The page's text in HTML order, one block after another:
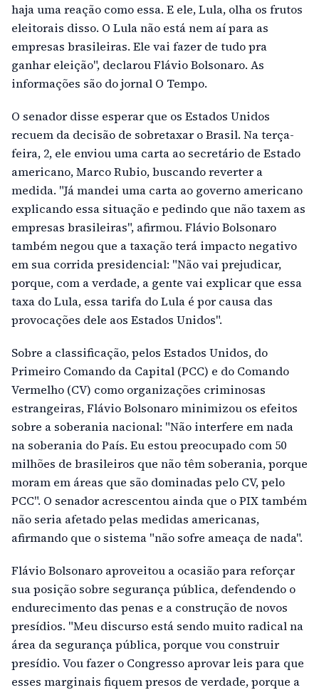
haja uma reação como essa. E ele, Lula, olha os frutos
eleitorais disso. O Lula não está nem aí para as
empresas brasileiras. Ele vai fazer de tudo pra
ganhar eleição", declarou Flávio Bolsonaro. As
informações são do jornal O Tempo.
O senador disse esperar que os Estados Unidos
recuem da decisão de sobretaxar o Brasil. Na terça-
feira, 2, ele enviou uma carta ao secretário de Estado
americano, Marco Rubio, buscando reverter a
medida. "Já mandei uma carta ao governo americano
explicando essa situação e pedindo que não taxem as
empresas brasileiras", afirmou. Flávio Bolsonaro
também negou que a taxação terá impacto negativo
em sua corrida presidencial: "Não vai prejudicar,
porque, com a verdade, a gente vai explicar que essa
taxa do Lula, essa tarifa do Lula é por causa das
provocações dele aos Estados Unidos".
Sobre a classificação, pelos Estados Unidos, do
Primeiro Comando da Capital (PCC) e do Comando
Vermelho (CV) como organizações criminosas
estrangeiras, Flávio Bolsonaro minimizou os efeitos
sobre a soberania nacional: "Não interfere em nada
na soberania do País. Eu estou preocupado com 50
milhões de brasileiros que não têm soberania, porque
moram em áreas que são dominadas pelo CV, pelo
PCC". O senador acrescentou ainda que o PIX também
não seria afetado pelas medidas americanas,
afirmando que o sistema "não sofre ameaça de nada".
Flávio Bolsonaro aproveitou a ocasião para reforçar
sua posição sobre segurança pública, defendendo o
endurecimento das penas e a construção de novos
presídios. "Meu discurso está sendo muito radical na
área da segurança pública, porque vou construir
presídio. Vou fazer o Congresso aprovar leis para que
esses marginais fiquem presos de verdade, porque a